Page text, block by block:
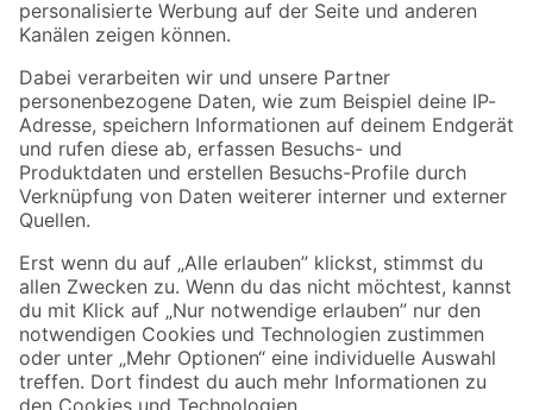
Folge uns
Zahlungsarten Versandarten
Sicher einkaufen
Jetzt die toom-App herunterladen